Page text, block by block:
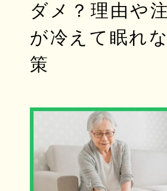
ダメ？理由や
が冷えて眠れ
策